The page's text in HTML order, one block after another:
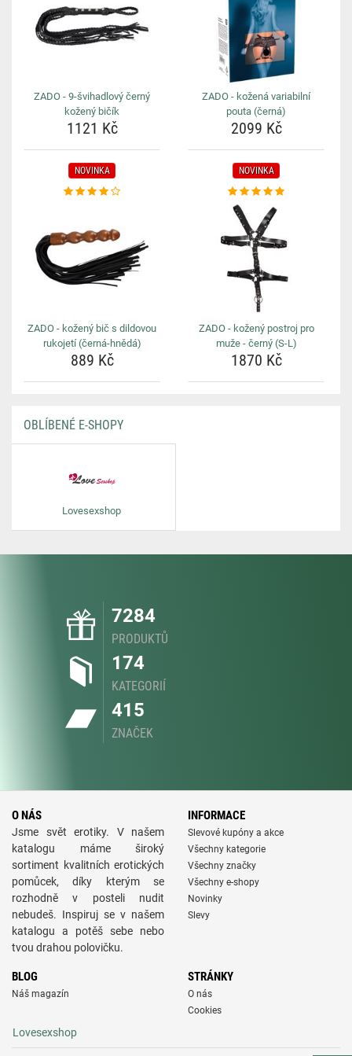
ZADO - 9-švihadlový černý
kožený bičík
1121 Kč
ZADO - kožená variabilní
pouta (černá)
2099 Kč
NOVINKA
ZADO - kožený bič s dildovou
rukojetí (černá-hnědá)
889 Kč
NOVINKA
ZADO - kožený postroj pro
muže - černý (S-L)
1870 Kč
OBLÍBENÉ E-SHOPY
Lovesexshop
7284
PRODUKTŮ
174
KATEGORIÍ
415
ZNAČEK
O NÁS
Jsme svět erotiky. V našem
katalogu máme široký
sortiment kvalitních erotických
pomůcek, díky kterým se
rozhodně v posteli nudit
nebudeš. Inspiruj se v našem
katalogu a potěš sebe nebo
tvou drahou polovičku.
INFORMACE
Slevové kupóny a akce
Všechny kategorie
Všechny značky
Všechny e-shopy
Novinky
Slevy
BLOG
Náš magazín
STRÁNKY
O nás
Cookies
Lovesexshop